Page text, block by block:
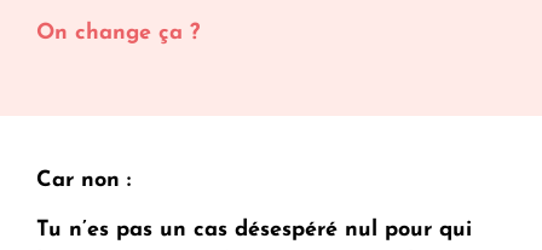
On change ça ?
Car non :
Tu n’es pas un cas désespéré nul pour qui